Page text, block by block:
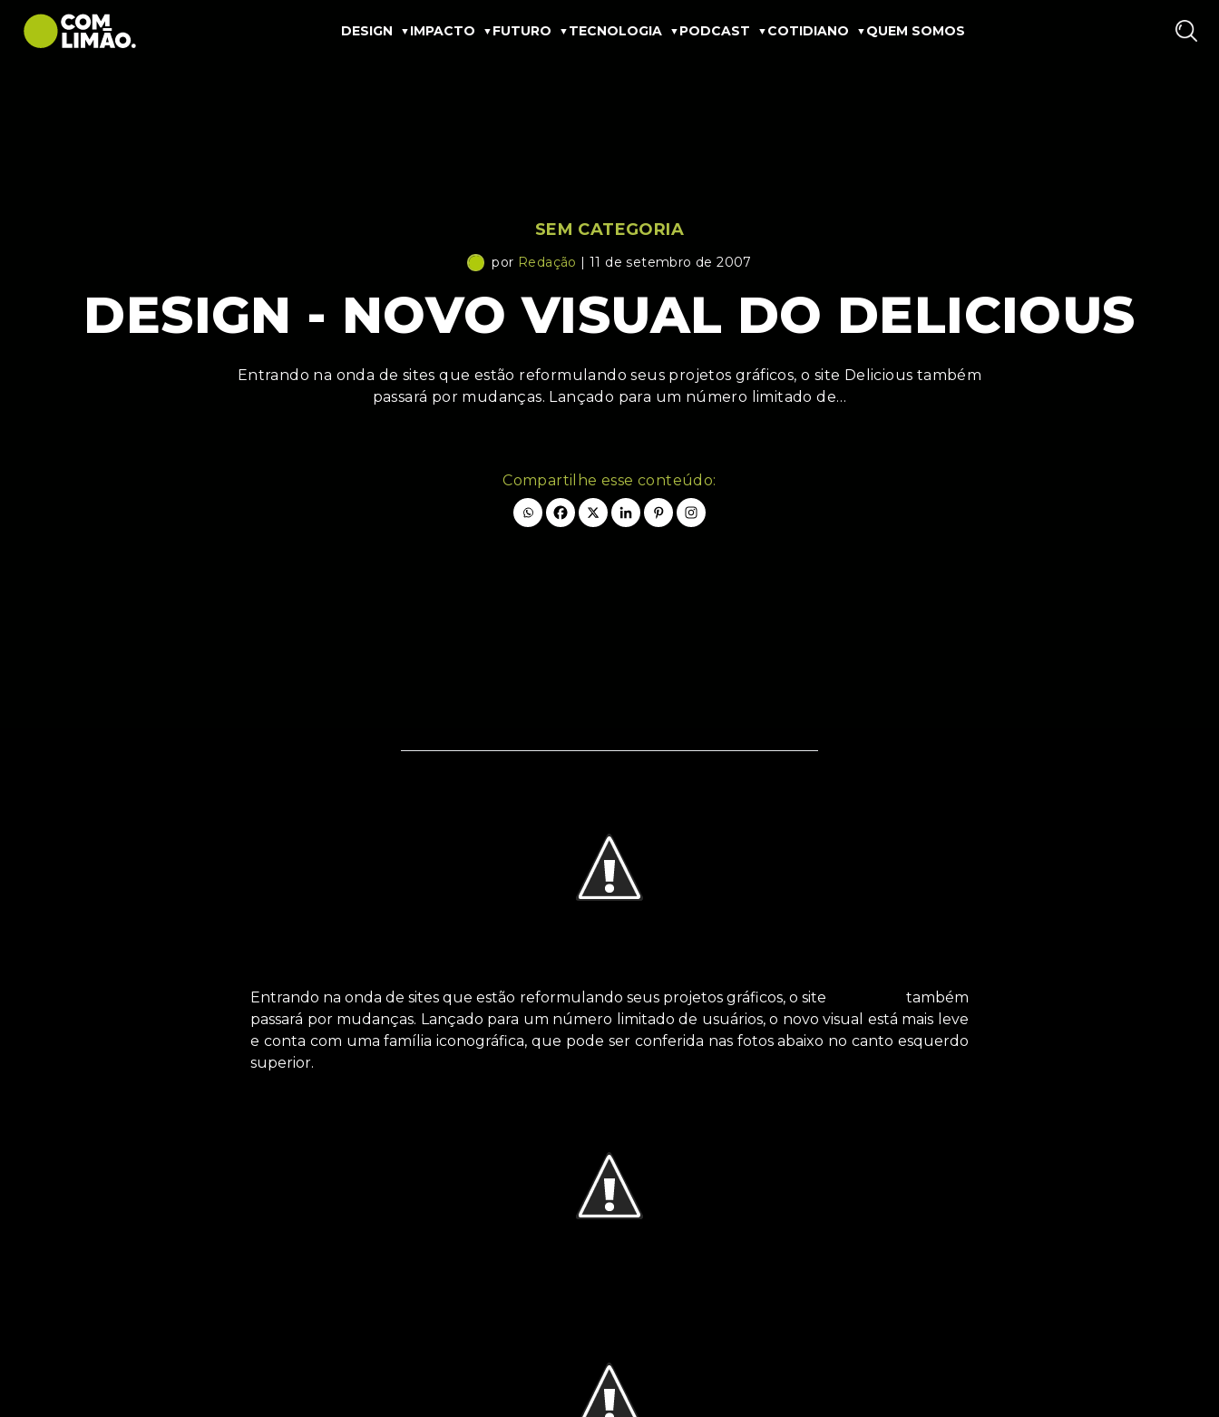
DESIGN IMPACTO FUTURO TECNOLOGIA PODCAST COTIDIANO QUEM SOMOS
SEM CATEGORIA
por Redação | 11 de setembro de 2007
DESIGN - NOVO VISUAL DO DELICIOUS
Entrando na onda de sites que estão reformulando seus projetos gráficos, o site Delicious também
passará por mudanças. Lançado para um número limitado de…
Compartilhe esse conteúdo:
Entrando na onda de sites que estão reformulando seus projetos gráficos, o site
também
passará por mudanças. Lançado para um número limitado de usuários, o novo visual está mais leve
e conta com uma família iconográfica, que pode ser conferida nas fotos abaixo no canto esquerdo
superior.